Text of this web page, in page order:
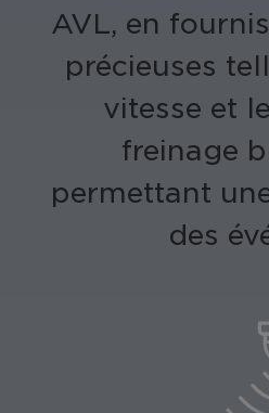
AVL, en
précieuses
vitesse et
freinage
permettant
des